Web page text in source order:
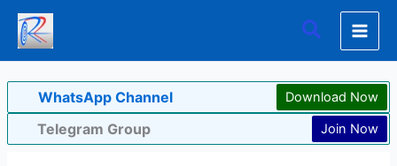
Skip
content
Search
WhatsApp Channel Download Now
Telegram Group Join Now